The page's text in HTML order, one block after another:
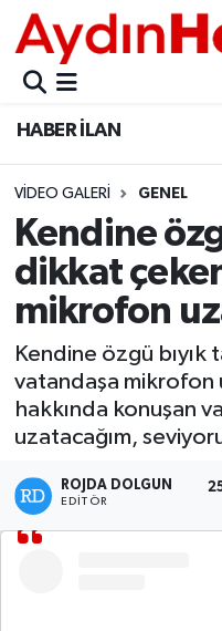
HABER İLAN
VIDEO GALERI GENEL
Kendine
dikkat
mikrofon
Kendine özgü
vatandaşa mikrofon
hakkında konuşan
uzatacağım,
ROJDA DOLGUN
EDITÖR
GÜNCEL
POLİTİKA
BELEDİYELER
ASAYİŞ
EKONOMİ
BÜLTEN
ÇEVRE
DIŞ
DÜNYA
Aydın Nöbetçi
Aydın Hava Durumu
Aydin Namaz
Aydın Trafik
Süper Lig Puan
Tüm Manşetler
Son Dakika
Haber Arşivi